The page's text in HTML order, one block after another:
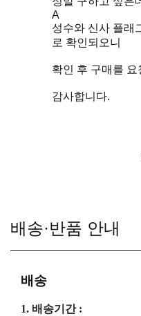
A
성수와 신사 플래
로 확인되오니
확인 후 구매를
감사합니다.
배송·반품 안내
배송
1. 배송기간 :